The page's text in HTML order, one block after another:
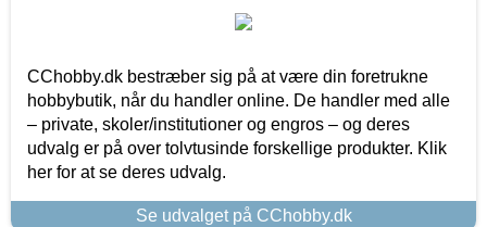
CChobby.dk bestræber sig på at være din foretrukne
hobbybutik, når du handler online. De handler med alle
– private, skoler/institutioner og engros – og deres
udvalg er på over tolvtusinde forskellige produkter. Klik
her for at se deres udvalg.
Se udvalget på CChobby.dk